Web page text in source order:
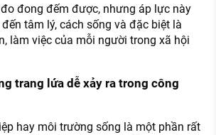
đong đếm được, nhưng áp lực này
tâm lý, cách sống và đặc biệt là
làm việc của mỗi người trong xã hội
trang lứa dễ xảy ra trong công
hay môi trường sống là một phần rất